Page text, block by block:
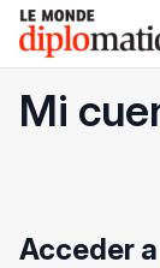
Skip
content
Le monde
Mi
Acceder